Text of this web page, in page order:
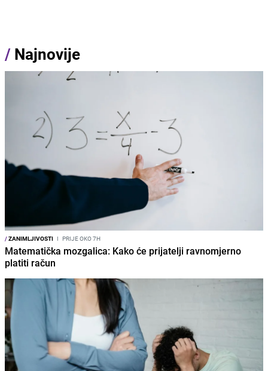
/ Najnovije
/ZANIMLJIVOSTI I PRIJE OKO 7H
Matematička mozgalica: Kako će prijatelji ravnomjerno
platiti račun